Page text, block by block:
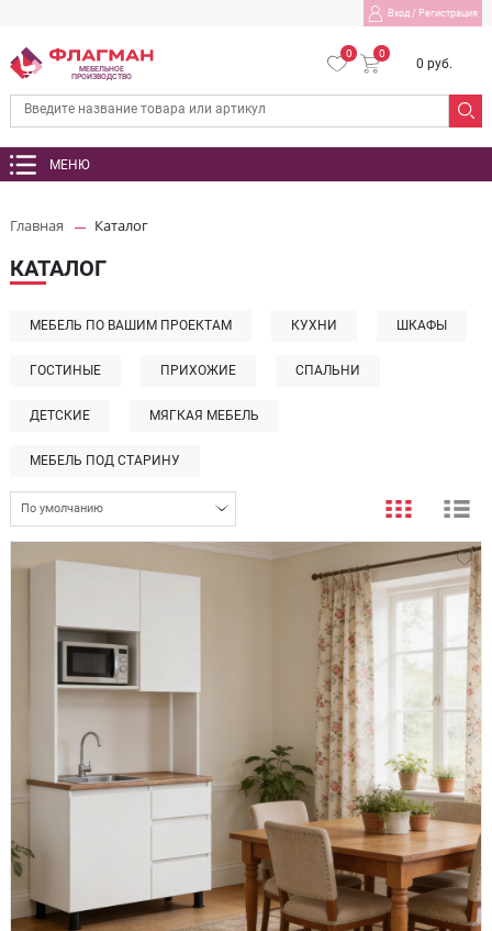
Вход/ Регистрация
МЕБЕЛЬНОЕ
ПРОИЗВОДСТВО
0 0
0 руб.
МЕНЮ
Главная Каталог
КАТАЛОГ
МЕБЕЛЬ ПО ВАШИМ ПРОЕКТАМ КУХНИ ШКАФЫ
ГОСТИНЫЕ ПРИХОЖИЕ СПАЛЬНИ
ДЕТСКИЕ МЯГКАЯ МЕБЕЛЬ
МЕБЕЛЬ ПОД СТАРИНУ
По умолчанию